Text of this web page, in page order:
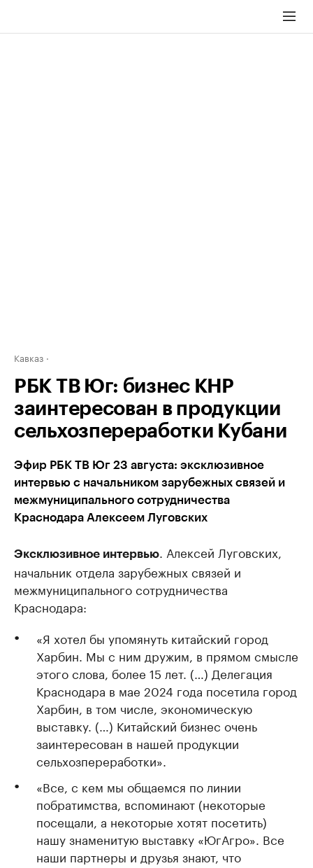
Кавказ
РБК ТВ Юг: бизнес КНР
заинтересован в продукции
сельхозпереработки Кубани
Эфир РБК ТВ Юг 23 августа: эксклюзивное
интервью с начальником зарубежных связей и
межмуниципального сотрудничества
Краснодара Алексеем Луговских
Эксклюзивное интервью
. Алексей Луговских,
начальник отдела зарубежных связей и
межмуниципального сотрудничества
Краснодара:
«Я хотел бы упомянуть китайский город
Харбин. Мы с ним дружим, в прямом смысле
этого слова, более 15 лет. (…) Делегация
Краснодара в мае 2024 года посетила город
Харбин, в том числе, экономическую
выставку. (…) Китайский бизнес очень
заинтересован в нашей продукции
сельхозпереработки».
«Все, с кем мы общаемся по линии
побратимства, вспоминают (некоторые
посещали, а некоторые хотят посетить)
нашу знаменитую выставку «ЮгАгро». Все
наши партнеры и друзья знают, что